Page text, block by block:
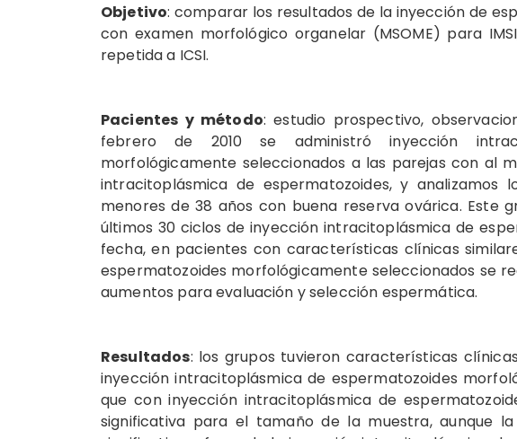
Objetivo: comparar los resultados de la inyección de
con examen morfológico organelar (MSOME) para
repetida a ICSI.
Pacientes y método: estudio prospectivo,
febrero de 2010 se administró inyección
morfológicamente seleccionados a las parejas con al
intracitoplásmica de espermatozoides, y analizamos
menores de 38 años con buena reserva ovárica. Este
últimos 30 ciclos de inyección intracitoplásmica de
fecha, en pacientes con características clínicas
espermatozoides morfológicamente seleccionados se
aumentos para evaluación y selección espermática.
Resultados: los grupos tuvieron características
inyección intracitoplásmica de espermatozoides
que con inyección intracitoplásmica de
significativa para el tamaño de la muestra, aunque